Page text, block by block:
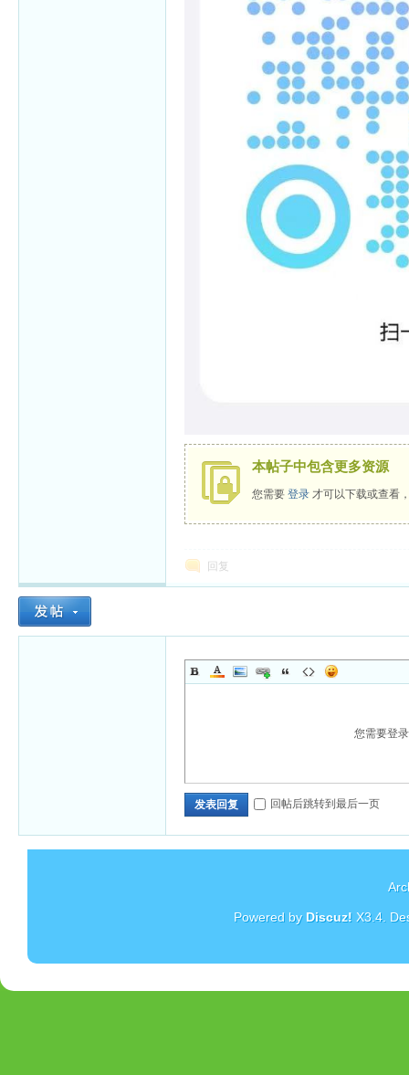
本帖子中包含更多资源
您需要登录 才可以下载或查看
回复
您需要登
发表回复 回帖后跳转到最后一页
Powered by Discuz! X3.4.